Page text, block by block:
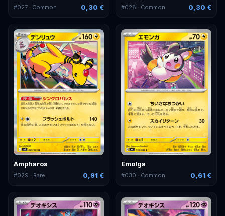
#027 · Common 0,30 € #028 · Common 0,30 €
Ampharos
#029 · Rare 0,91 €
Emolga
#030 · Common 0,61 €